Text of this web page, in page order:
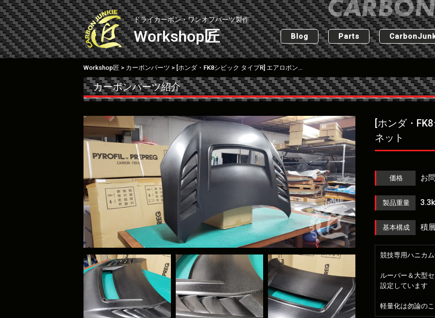
Skip
to
content
ドライカーボン・ワンオフパーツ製作
Workshop匠 Blog Parts
Workshop匠 > カーボンパーツ > [ホンダ・FK8シビック タイプR] エアロボンネット
カーボンパーツ紹介
[ホンダ・
ネット
価格 お
製品重量
基本構成 積
競技専用ハニカ
ルーバー＆大型
設定しています
軽量化は勿論の